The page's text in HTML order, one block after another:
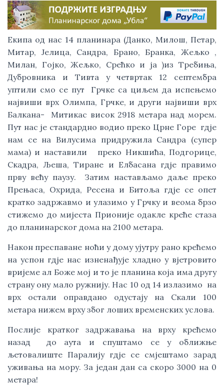
Екипа од нас 14 планинара (Данко, Милош, Петар,
Митар, Јелица, Сандра, Брано, Бранка, Жељко ,
Милан, Гојко, Жељко, Срећко и ја )из Требиња,
Дубровника и Тивта у четвртак 12 септембра
уптили смо се пут  Грчке са циљем да испењемо
највиши врх Олимпа, Грчке, и други највиши врх
Балкана-  Митикас висок 2918 метара над морем.
Пут нас је стандардно водио преко Црне Горе  гдје
нам се на Вилусима придружила Сандра (супер
мама) и наставили   преко Никшића, Подгорице,
Скадра, Љеша, Тиране и Елбасана гдје правимо
прву већу паузу.  Затим настављамо даље преко
Прењаса, Охрида, Ресена и Битоља гдје се опет
кратко задржавмо и улазимо у Грчку и веома брзо
стижемо до мијеста Прионије одакле креће стаза
до планинарског дома на 2100 метара.
Након преспаване ноћи у дому ујутру рано крећемо
на успон гдје нас изненађује хладно у вјетровито
вријеме ал Боже мој и то је планина која има другу
страну ону мало ружнију. Нас 10 од 14 излазимо  на
врх остали оправдано одустају на Скали 100
метара нижем врху због лоших временских услова.
Послије кратког задржавања на врху крећемо
назад  до аута и спуштамо се у оближње
љетовалиште Паралију гдје се смјештамо зарад
уживања на мору. За један дан са скоро 3000 на 0
метара!